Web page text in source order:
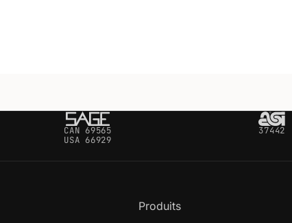
CAN 69565
USA 66929
37442
Produits